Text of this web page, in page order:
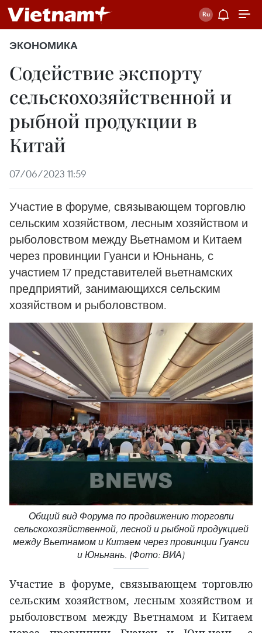
ЭКОНОМИКА
Содействие экспорту
сельскохозяйственной и
рыбной продукции в
Китай
07/06/2023 11:59
Участие в форуме, связывающем торговлю
сельским хозяйством, лесным хозяйством и
рыболовством между Вьетнамом и Китаем
через провинции Гуанси и Юньнань, с
участием 17 представителей вьетнамских
предприятий, занимающихся сельским
хозяйством и рыболовством.
Общий вид Форума по продвижению торговли
сельскохозяйственной, лесной и рыбной продукцией
между Вьетнамом и Китаем через провинции Гуанси
и Юньнань. (Фото: ВИА)
Участие в форуме, связывающем торговлю
сельским хозяйством, лесным хозяйством и
рыболовством между Вьетнамом и Китаем